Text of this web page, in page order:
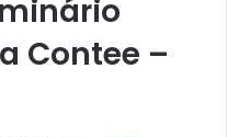
Contee –